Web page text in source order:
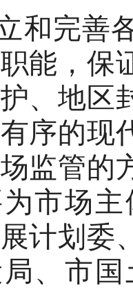
和完善
能，保
、地区
序的现
监管的
市场
展计划
、市